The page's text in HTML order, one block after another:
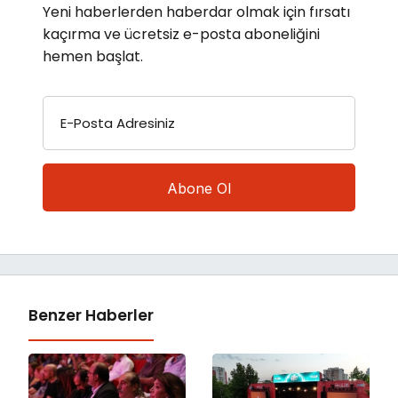
Yeni haberlerden haberdar olmak için fırsatı
kaçırma ve ücretsiz e-posta aboneliğini
hemen başlat.
E-Posta Adresiniz
Benzer Haberler